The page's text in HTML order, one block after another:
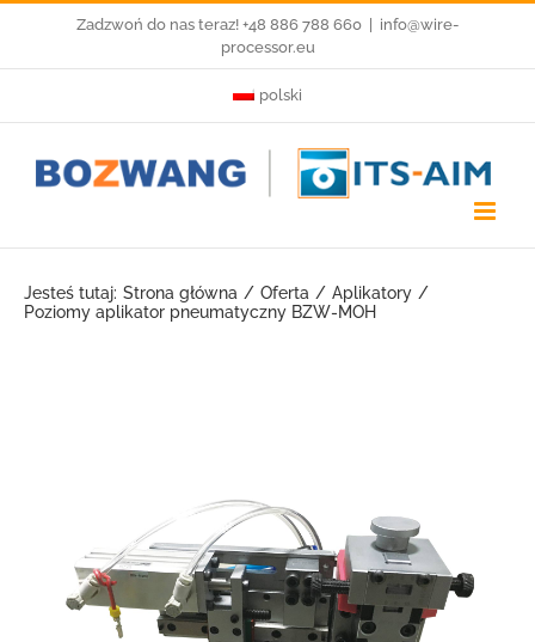
Zadzwoń do nas teraz! +48 886 788 660
info@wire-
processor.eu
polski
Jesteś tutaj: Strona główna Oferta
Aplikatory
Poziomy aplikator pneumatyczny BZW-MOH